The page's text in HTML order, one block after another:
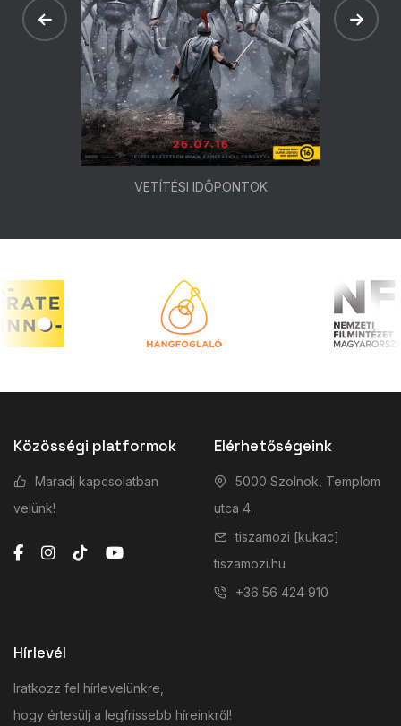
VETÍTÉSI IDŐPONTOK
Közösségi platformok
Maradj kapcsolatban
velünk!
Elérhetőségeink
5000 Szolnok, Templom
utca 4.
tiszamozi [kukac]
tiszamozi.hu
+36 56 424 910
Hírlevél
Iratkozz fel hírlevelünkre,
hogy értesülj a legfrissebb híreinkről!